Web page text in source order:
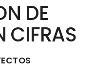
DE
CIFRAS